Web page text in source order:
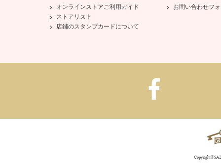
オンラインストアご利用ガイド
ストアリスト
店鋪のスタンプカードについて
お問い合わせフ